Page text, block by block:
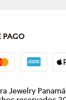
PAGO
Jewelry